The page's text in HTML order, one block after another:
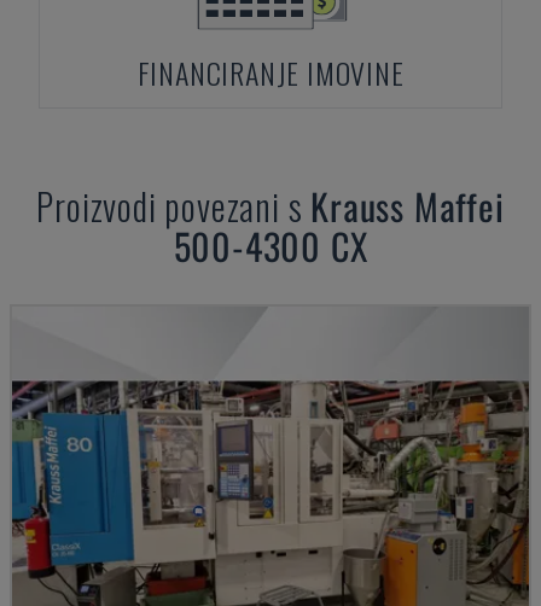
FINANCIRANJE IMOVINE
Proizvodi povezani s Krauss Maffei
500-4300 CX